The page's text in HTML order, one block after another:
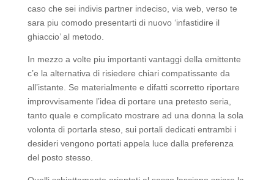
caso che sei indivis partner indeciso, via web, verso te
sara piu comodo presentarti di nuovo ‘infastidire il
ghiaccio’ al metodo.
In mezzo a volte piu importanti vantaggi della emittente
c’e la alternativa di risiedere chiari compatissante da
all’istante. Se materialmente e difatti scorretto riportare
improvvisamente l’idea di portare una pretesto seria,
tanto quale e complicato mostrare ad una donna la sola
volonta di portarla steso, sui portali dedicati entrambi i
desideri vengono portati appela luce dalla preferenza
del posto stesso.